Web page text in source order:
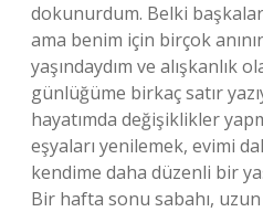
dokunurdum. Belki
ama benim için birçok anının
yaşındaydım ve alışkanlık
günlüğüme birkaç satır
hayatımda değişiklikler
eşyaları yenilemek, evimi
kendime daha düzenli bir
Bir hafta sonu sabahı,